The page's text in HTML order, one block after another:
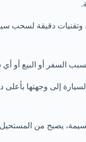
دقيقة لسحب
السفر أو البيع أو
إلى وجهتها بأعلى
يصبح من المستحيل